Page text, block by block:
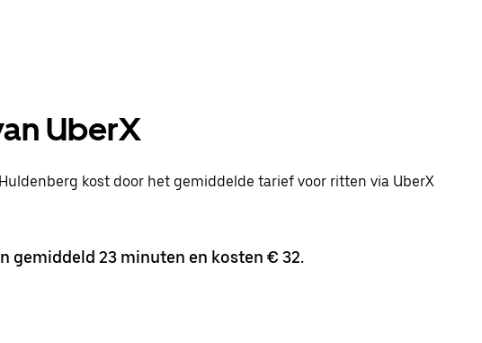
UberX
kost door het gemiddelde tarief voor ritten via UberX
gemiddeld 23 minuten en kosten € 32.